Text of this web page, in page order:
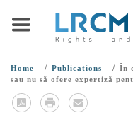
Home / Publications / În
sau nu să ofere expertiză